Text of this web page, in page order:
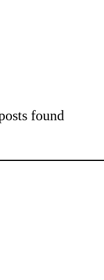
found